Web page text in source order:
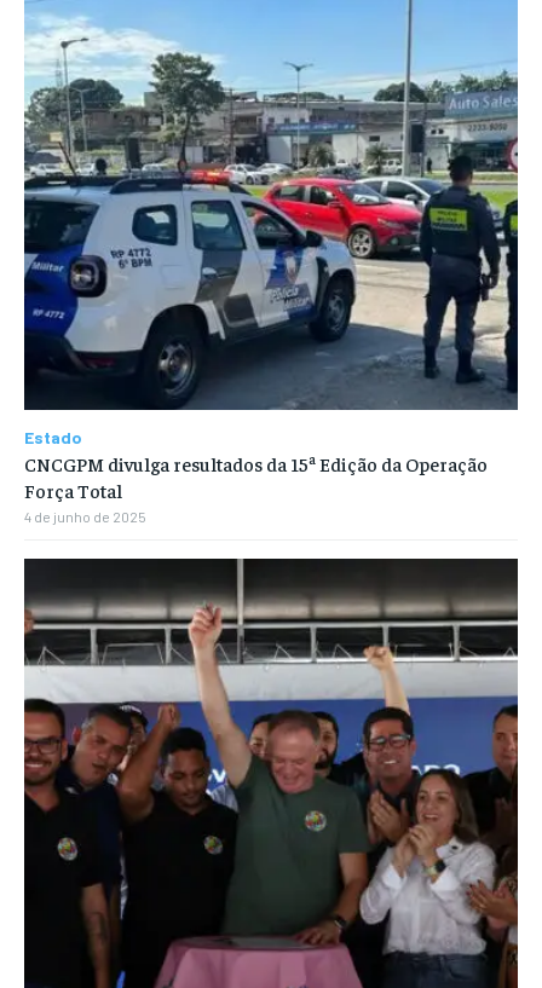
Estado
CNCGPM divulga resultados da 15ª Edição da Operação
Força Total
4 de junho de 2025